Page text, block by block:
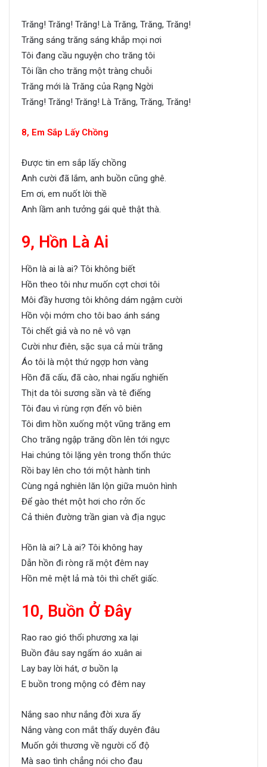
Trăng! Trăng! Trăng! Là Trăng, Trăng, Trăng!
Trăng sáng trăng sáng khắp mọi nơi
Tôi đang cầu nguyện cho trăng tôi
Tôi lần cho trăng một tràng chuỗi
Trăng mới là Trăng của Rạng Ngời
Trăng! Trăng! Trăng! Là Trăng, Trăng, Trăng!
8, Em Sắp Lấy Chồng
Được tin em sắp lấy chồng
Anh cười đã lắm, anh buồn cũng ghê.
Em ơi, em nuốt lời thề
Anh lầm anh tưởng gái quê thật thà.
9, Hồn Là Ai
Hồn là ai là ai? Tôi không biết
Hồn theo tôi như muốn cợt chơi tôi
Môi đầy hương tôi không dám ngậm cười
Hồn vội mớm cho tôi bao ánh sáng
Tôi chết giả và no nê vô vạn
Cười như điên, sặc sụa cả mùi trăng
Áo tôi là một thứ ngợp hơn vàng
Hồn đã cấu, đã cào, nhai ngấu nghiến
Thịt da tôi sương sần và tê điếng
Tôi đau vì rùng rợn đến vô biên
Tôi dìm hồn xuống một vũng trăng em
Cho trăng ngập trăng dồn lên tới ngực
Hai chúng tôi lặng yên trong thổn thức
Rồi bay lên cho tới một hành tinh
Cùng ngả nghiên lăn lộn giữa muôn hình
Để gào thét một hơi cho rởn ốc
Cả thiên đường trần gian và địa ngục
Hồn là ai? Là ai? Tôi không hay
Dẫn hồn đi ròng rã một đêm nay
Hồn mê mệt lả mà tôi thì chết giấc.
10, Buồn Ở Đây
Rao rao gió thổi phương xa lại
Buồn đâu say ngấm áo xuân ai
Lay bay lời hát, ơ buồn lạ
E buồn trong mộng có đêm nay
Nắng sao như nắng đời xưa ấy
Nắng vàng con mắt thấy duyên đâu
Muốn gởi thương về người cổ độ
Mà sao tình chẳng nói cho đau